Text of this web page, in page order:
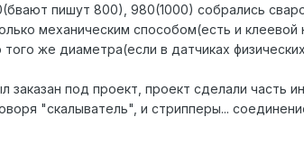
пишут 800), 980(1000) собрались
механическим способом(есть и клеевой
же диаметра(если в датчиках
под проект, проект сделали часть
"скалыватель", и стрипперы...